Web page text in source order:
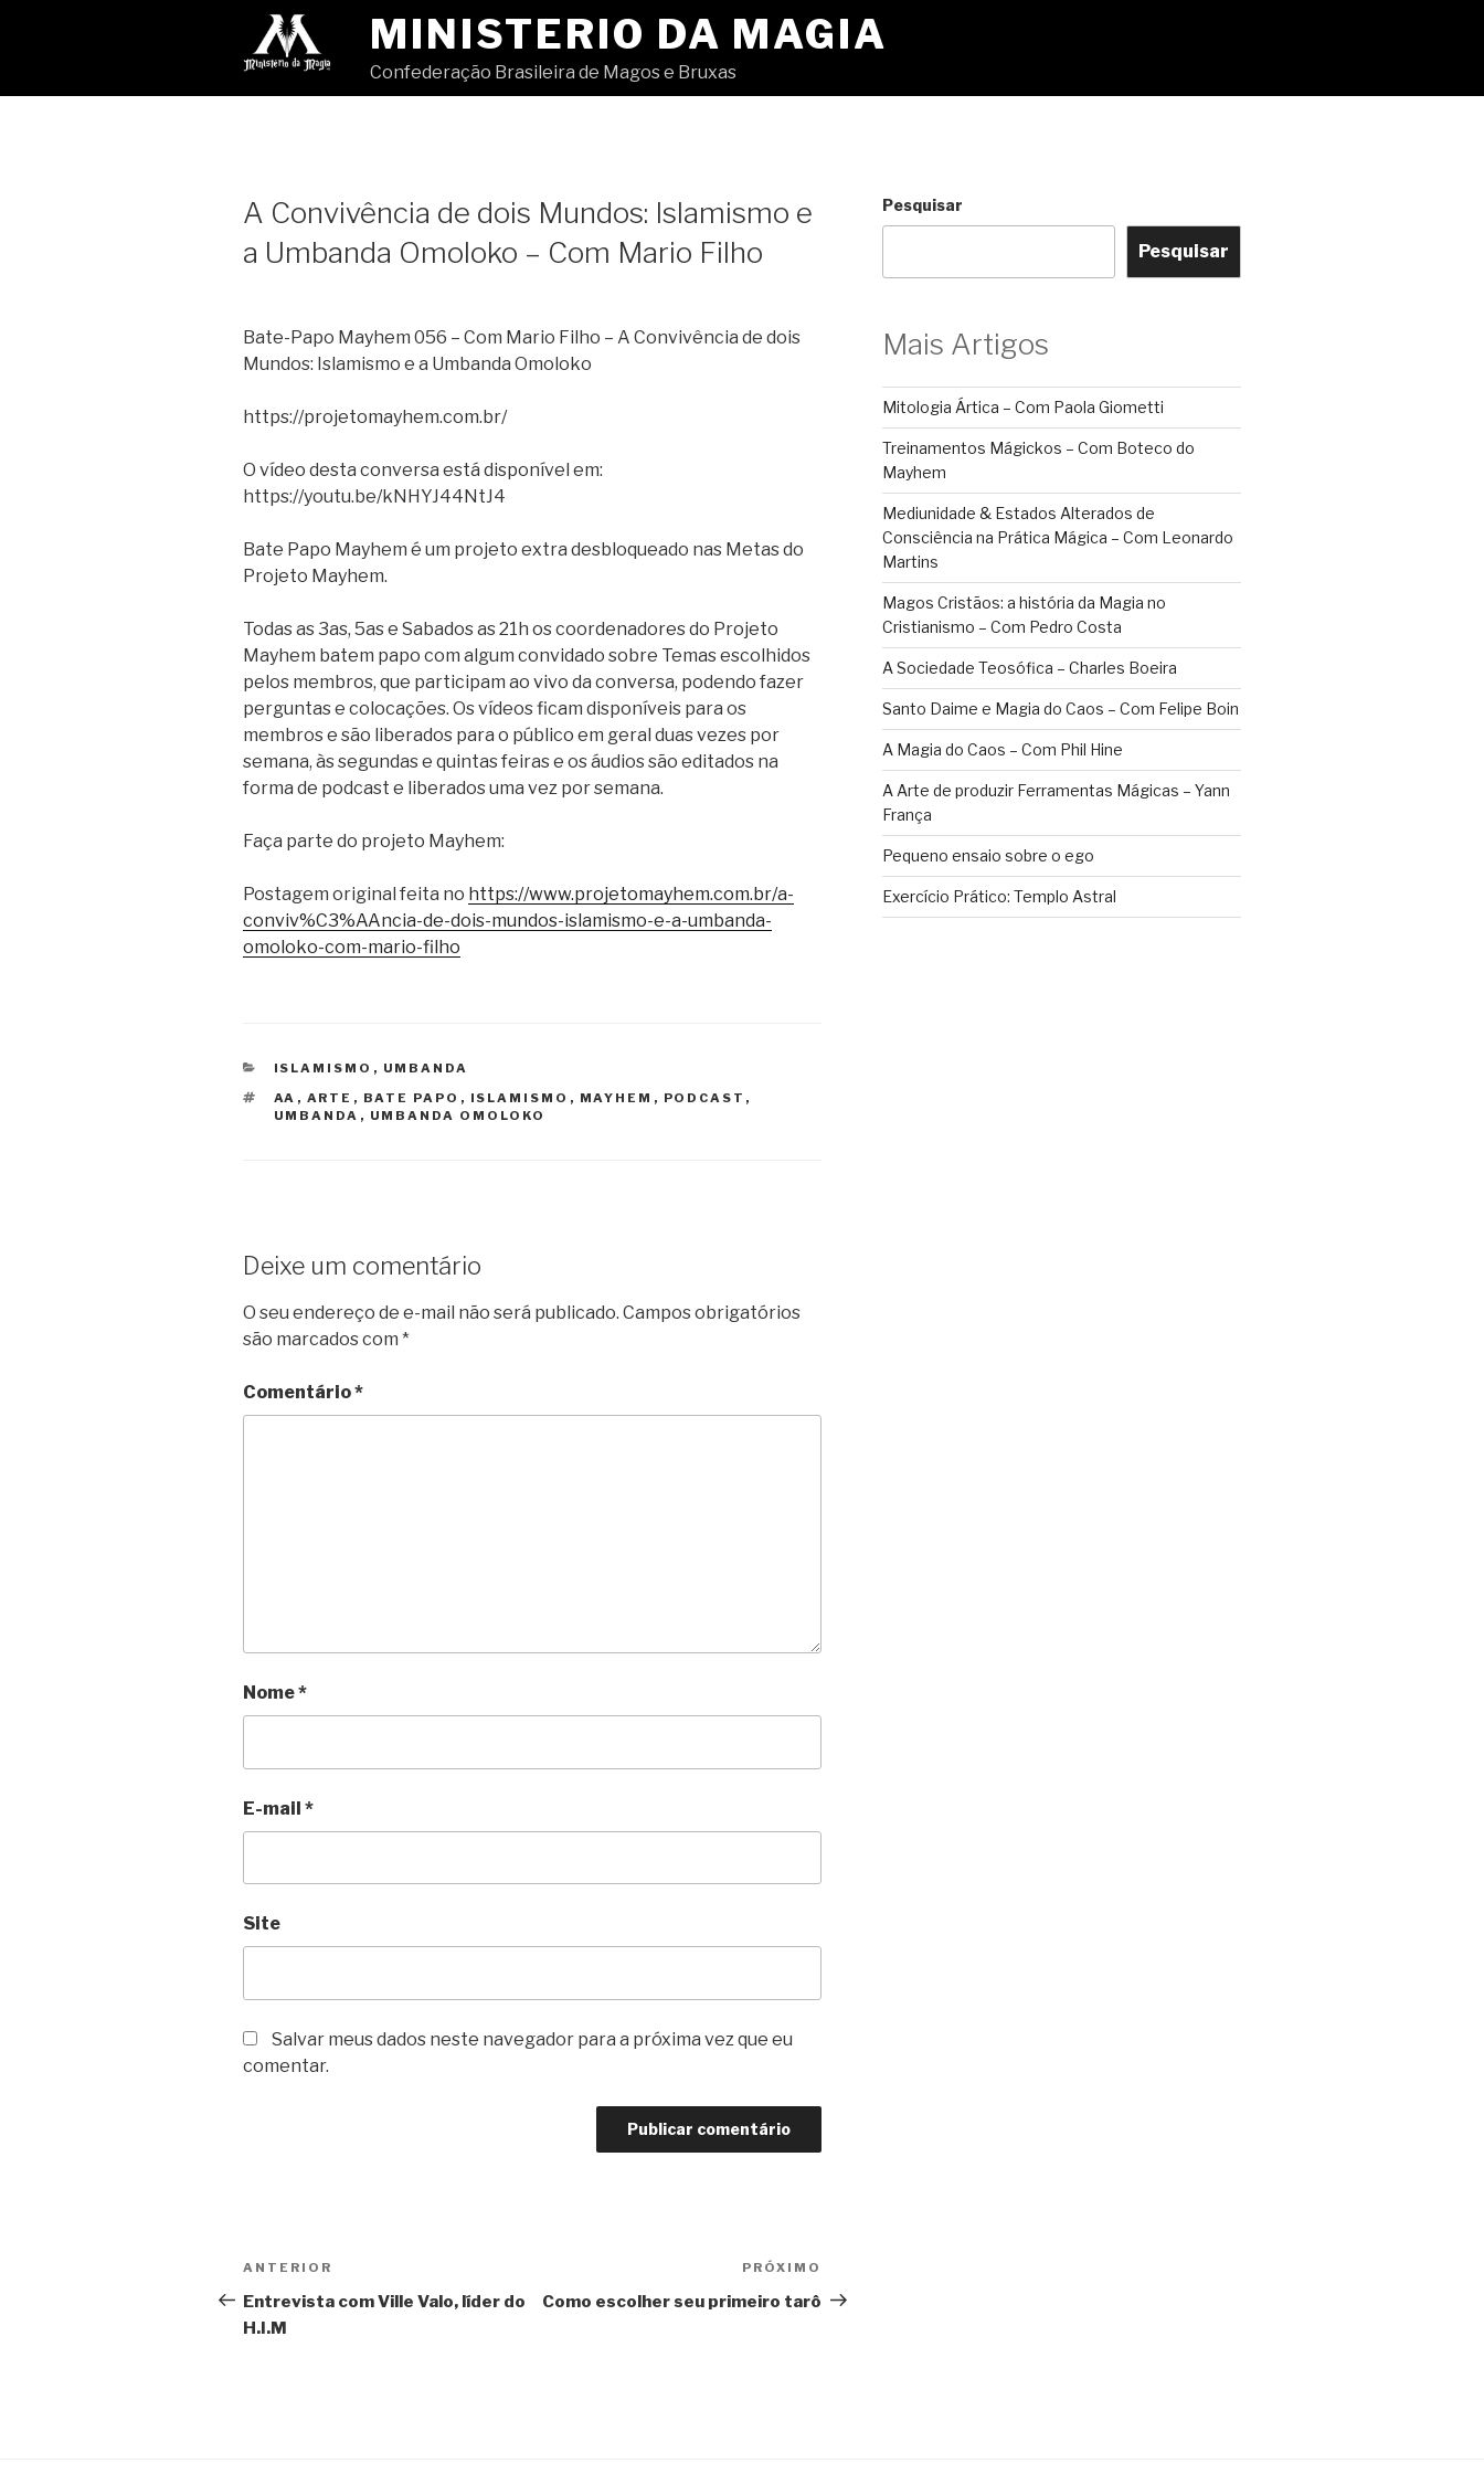
conteúdo
MINISTERIO DA MAGIA
Confederação Brasileira de Magos e Bruxas
A Convivência de dois Mundos: Islamismo e
a Umbanda Omoloko – Com Mario Filho
Bate-Papo Mayhem 056 – Com Mario Filho – A Convivência de dois
Mundos: Islamismo e a Umbanda Omoloko
https://projetomayhem.com.br/
O vídeo desta conversa está disponível em:
https://youtu.be/kNHYJ44NtJ4
Bate Papo Mayhem é um projeto extra desbloqueado nas Metas do
Projeto Mayhem.
Todas as 3as, 5as e Sabados as 21h os coordenadores do Projeto
Mayhem batem papo com algum convidado sobre Temas escolhidos
pelos membros, que participam ao vivo da conversa, podendo fazer
perguntas e colocações. Os vídeos ficam disponíveis para os
membros e são liberados para o público em geral duas vezes por
semana, às segundas e quintas feiras e os áudios são editados na
forma de podcast e liberados uma vez por semana.
Faça parte do projeto Mayhem:
Postagem original feita no https://www.projetomayhem.com.br/a-
conviv%C3%AAncia-de-dois-mundos-islamismo-e-a-umbanda-
omoloko-com-mario-filho
CATEGORIAS
ISLAMISMO , UMBANDA
TAGS
AA , ARTE , BATE PAPO , ISLAMISMO , MAYHEM , PODCAST ,
UMBANDA , UMBANDA OMOLOKO
Deixe um comentário
O seu endereço de e-mail não será publicado. Campos obrigatórios
são marcados com *
Comentário*
Nome*
E-mail *
Site
Salvar meus dados neste navegador para a próxima vez que eu
comentar.
Navegação
de
Post
Post
anterior
ANTERIOR
Entrevista com Ville Valo, líder do
H.I.M
post
PRÓXIMO
Como escolher seu primeiro tarô
Pesquisar
Pesquisar
Mais Artigos
Mitologia Ártica – Com Paola Giometti
Treinamentos Mágickos – Com Boteco do
Mayhem
Mediunidade & Estados Alterados de
Consciência na Prática Mágica – Com Leonardo
Martins
Magos Cristãos: a história da Magia no
Cristianismo – Com Pedro Costa
A Sociedade Teosófica – Charles Boeira
Santo Daime e Magia do Caos – Com Felipe Boin
A Magia do Caos – Com Phil Hine
A Arte de produzir Ferramentas Mágicas – Yann
França
Pequeno ensaio sobre o ego
Exercício Prático: Templo Astral